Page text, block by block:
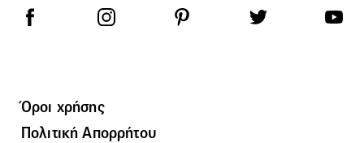
Όροι χρήσης
Πολιτική Απορρήτου